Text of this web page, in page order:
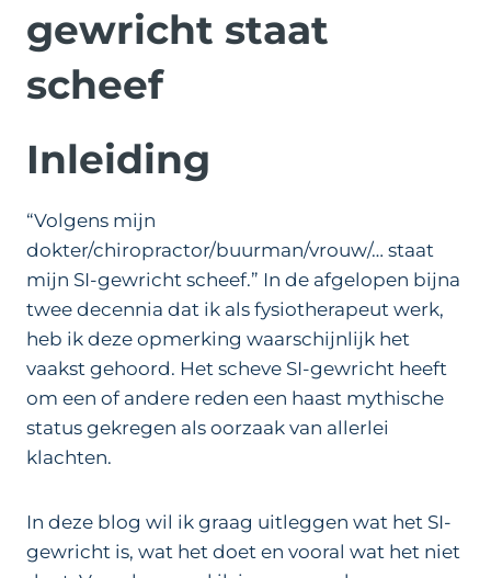
gewricht staat
scheef
Inleiding
“Volgens mijn
dokter/chiropractor/buurman/vrouw/… staat
mijn SI-gewricht scheef.” In de afgelopen bijna
twee decennia dat ik als fysiotherapeut werk,
heb ik deze opmerking waarschijnlijk het
vaakst gehoord. Het scheve SI-gewricht heeft
om een of andere reden een haast mythische
status gekregen als oorzaak van allerlei
klachten.
In deze blog wil ik graag uitleggen wat het SI-
gewricht is, wat het doet en vooral wat het niet